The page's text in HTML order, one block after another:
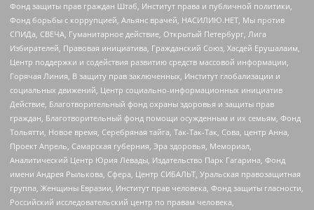
Фонд защиты прав граждан Штаб, Институт права и публичной политики,
Фонд борьбы с коррупцией, Альянс врачей, НАСИЛИЮ.НЕТ, Мы против
СПИДа, СВЕЧА, Гуманитарное действие, Открытый Петербург, Лига
Избирателей, Правовая инициатива, Гражданский Союз, Хасдей Ерушалаим,
Центр поддержки и содействия развитию средств массовой информации,
Горячая Линия, В защиту прав заключенных, Институт глобализации и
социальных движений, Центр социально-информационных инициатив
Действие, Благотворительный фонд охраны здоровья и защиты прав
граждан, Благотворительный фонд помощи осужденным и их семьям, Фонд
Тольятти, Новое время, Серебряная тайга, Так-Так-Так, Сова, центр Анна,
Проект Апрель, Самарская губерния, Эра здоровья, Мемориал,
Аналитический Центр Юрия Левады, Издательство Парк Гагарина, Фонд
имени Андрея Рылькова, Сфера, Центр СИБАЛЬТ, Уральская правозащитная
группа, Женщины Евразии, Институт прав человека, Фонд защиты гласности,
Российский исследовательский центр по правам человека,